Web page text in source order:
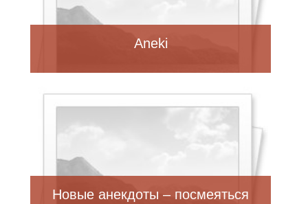
Aneki
Новые анекдоты – посмеяться